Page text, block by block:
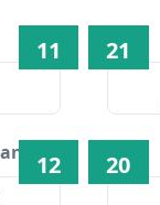
11 21
3
12 20